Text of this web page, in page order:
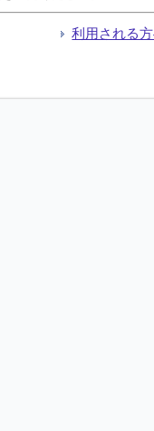
利用される